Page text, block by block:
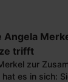
Angela
trifft
zur
es in sich: